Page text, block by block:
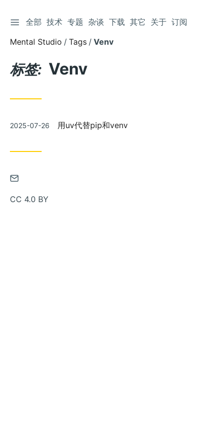
跳
到
章
切换侧边栏
全部 技术 专题 杂谈 下载 其它 关于 订阅
Mental Studio
Tags Venv
标签: Venv
发
2025-07-26 用uv代替pip和venv
通
邮
CC 4.0 BY